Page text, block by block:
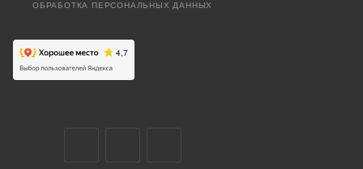
ОБРАБОТКА ПЕРСОНАЛЬНЫХ ДАННЫХ